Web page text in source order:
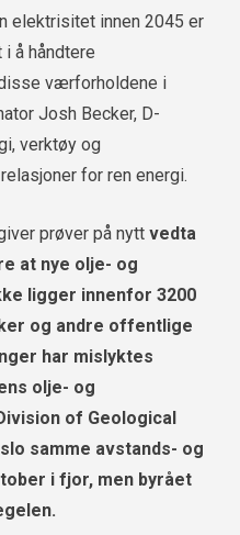
elektrisitet innen 2045 er
å håndtere
værforholdene i
Josh Becker, D-
verktøy og
for ren energi.
prøver på nytt vedta
at nye olje- og
ligger innenfor 3200
og andre offentlige
har mislyktes
olje- og
of Geological
samme avstands- og
i fjor, men byrået